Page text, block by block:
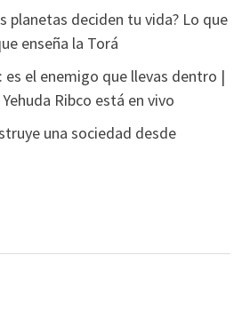
planetas deciden tu vida? Lo que
enseña la Torá
es el enemigo que llevas dentro |
Ribco está en vivo
una sociedad desde